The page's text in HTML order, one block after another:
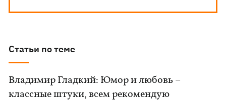
Статьи по теме
Владимир Гладкий: Юмор и любовь –
классные штуки, всем рекомендую